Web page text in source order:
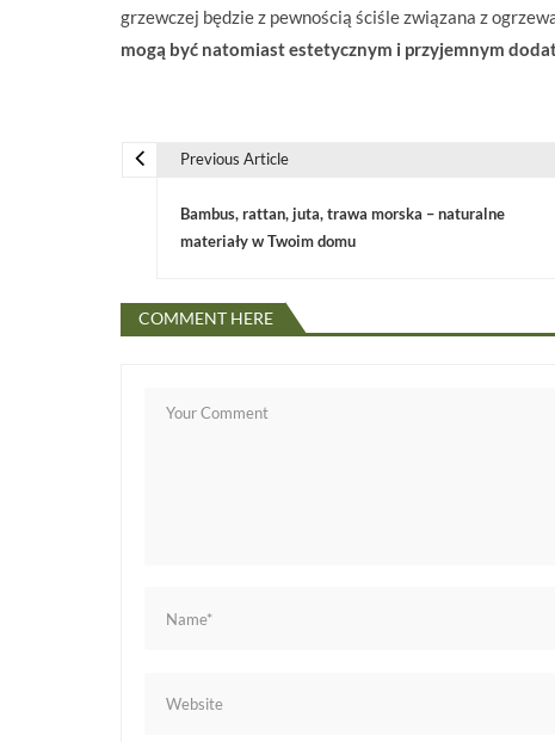
grzewczej będzie z pewnością ściśle związana z
mogą być natomiast estetycznym i przyjemnym
w
Previous Article
Bambus, rattan, juta, trawa morska – naturalne
materiały w Twoim domu
COMMENT HERE